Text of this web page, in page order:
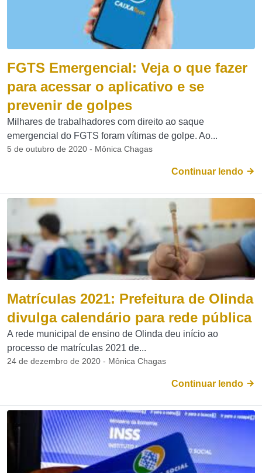
FGTS Emergencial: Veja o que fazer
para acessar o aplicativo e se
prevenir de golpes
Milhares de trabalhadores com direito ao saque
emergencial do FGTS foram vítimas de golpe. Ao...
5 de outubro de 2020 - Mônica Chagas
Continuar lendo
Matrículas 2021: Prefeitura de Olinda
divulga calendário para rede pública
A rede municipal de ensino de Olinda deu início ao
processo de matrículas 2021 de...
24 de dezembro de 2020 - Mônica Chagas
Continuar lendo